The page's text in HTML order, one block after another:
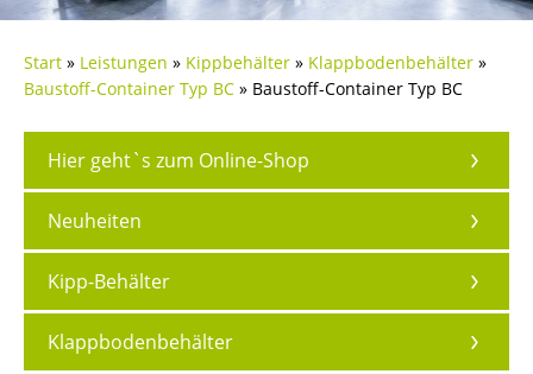
Start » Leistungen » Kippbehälter » Klappbodenbehälter »
Baustoff-Container Typ BC » Baustoff-Container Typ BC
Hier geht`s zum Online-Shop
Neuheiten
Kipp-Behälter
Klappbodenbehälter